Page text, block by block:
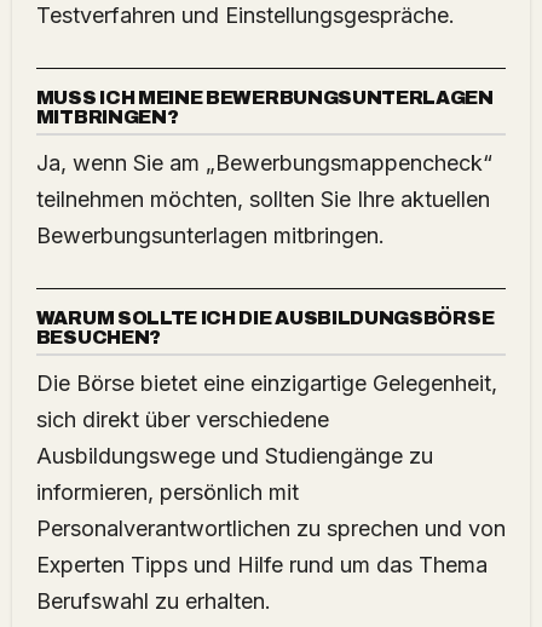
Testverfahren und Einstellungsgespräche.
MUSS ICH MEINE BEWERBUNGSUNTERLAGEN
MITBRINGEN?
Ja, wenn Sie am „Bewerbungsmappencheck“
teilnehmen möchten, sollten Sie Ihre aktuellen
Bewerbungsunterlagen mitbringen.
WARUM SOLLTE ICH DIE AUSBILDUNGSBÖRSE
BESUCHEN?
Die Börse bietet eine einzigartige Gelegenheit,
sich direkt über verschiedene
Ausbildungswege und Studiengänge zu
informieren, persönlich mit
Personalverantwortlichen zu sprechen und von
Experten Tipps und Hilfe rund um das Thema
Berufswahl zu erhalten.